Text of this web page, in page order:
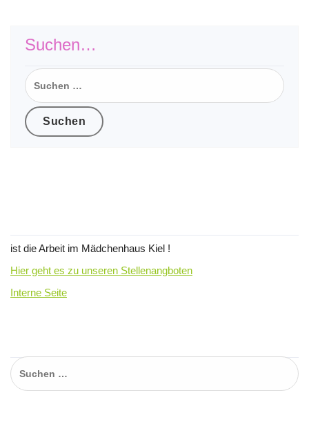
Suchen…
Suchen
nach:
ist die Arbeit im Mädchenhaus Kiel !
Hier geht es zu unseren Stellenangboten
Interne Seite
Suchen
nach: